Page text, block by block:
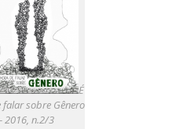
É
falar sobre Gênero
2016, n.2/3